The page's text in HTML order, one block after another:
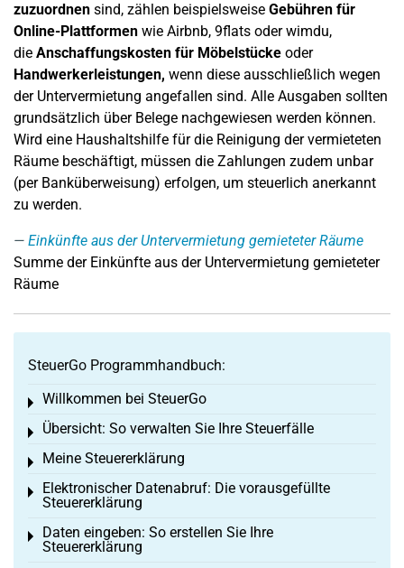
zuzuordnen sind, zählen beispielsweise Gebühren für
Online-Plattformen wie Airbnb, 9flats oder wimdu,
die Anschaffungskosten für Möbelstücke oder
Handwerkerleistungen, wenn diese ausschließlich wegen
der Untervermietung angefallen sind. Alle Ausgaben sollten
grundsätzlich über Belege nachgewiesen werden können.
Wird eine Haushaltshilfe für die Reinigung der vermieteten
Räume beschäftigt, müssen die Zahlungen zudem unbar
(per Banküberweisung) erfolgen, um steuerlich anerkannt
zu werden.
Einkünfte aus der Untervermietung gemieteter Räume
Summe der Einkünfte aus der Untervermietung gemieteter
Räume
SteuerGo Programmhandbuch:
Willkommen bei SteuerGo
Toggle menu
Übersicht: So verwalten Sie Ihre Steuerfälle
Toggle menu
Meine Steuererklärung
Toggle menu
Elektronischer Datenabruf: Die vorausgefüllte
Steuererklärung
Toggle menu
Daten eingeben: So erstellen Sie Ihre
Steuererklärung
Toggle menu